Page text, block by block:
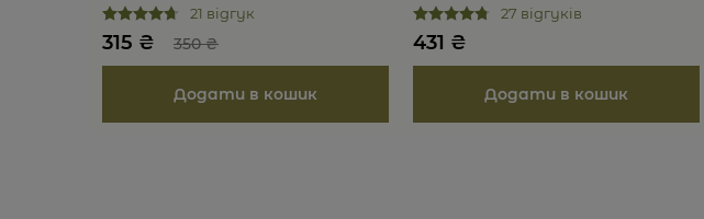
21 відгук
315 ₴ 350₴
27 відгуків
431 ₴